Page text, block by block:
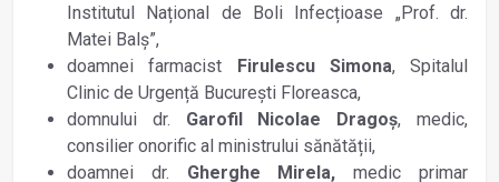
Institutul Național de Boli Infecțioase „Prof. dr.
Matei Balș”,
doamnei farmacist Firulescu Simona, Spitalul
Clinic de Urgență București Floreasca,
domnului dr. Garofil Nicolae Dragoș, medic,
consilier onorific al ministrului sănătății,
doamnei dr. Gherghe Mirela, medic primar